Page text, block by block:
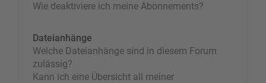
Wie deaktiviere ich meine Abonnements?
Dateianhänge
Welche Dateianhänge sind in diesem Forum
zulässig?
Kann ich eine Übersicht all meiner